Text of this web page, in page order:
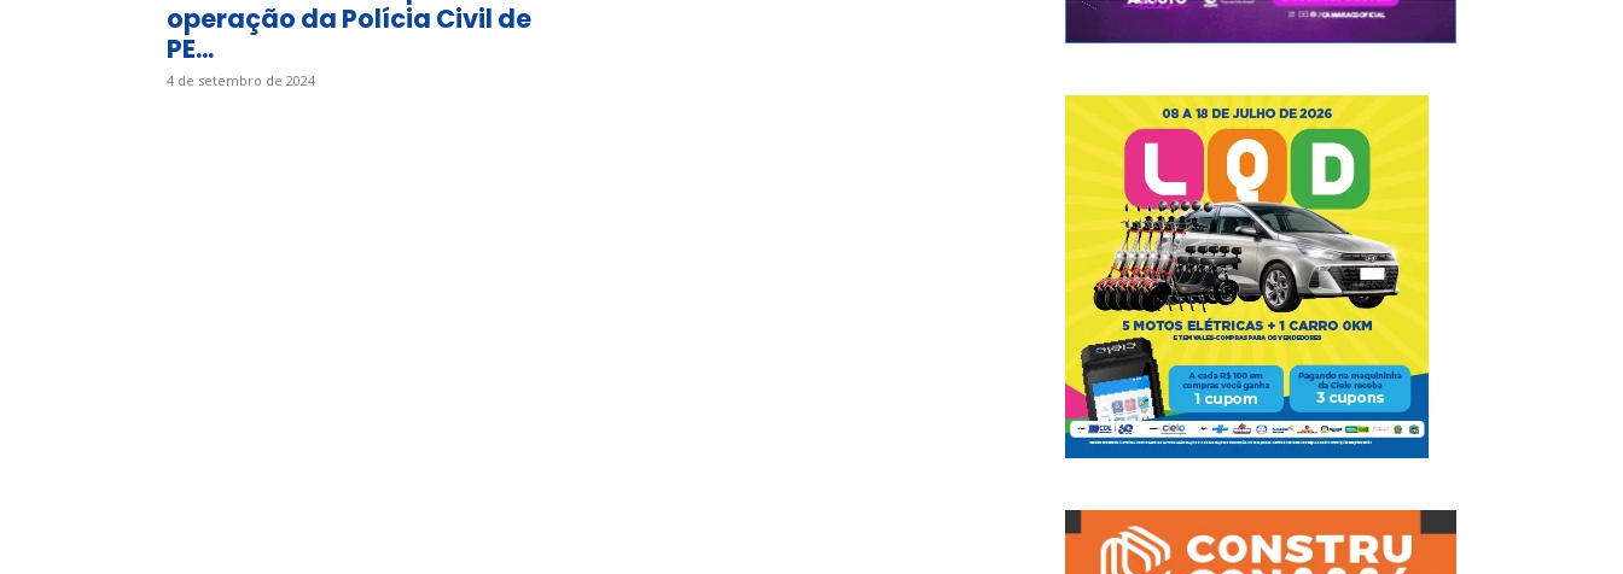
operação da Polícia Civil de
PE...
4 de setembro de 2024